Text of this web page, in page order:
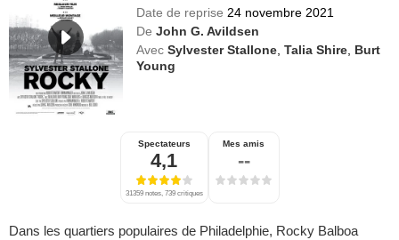
Date de reprise 24 novembre 2021
De John G. Avildsen
Avec Sylvester Stallone ,Talia Shire Burt
Young
Spectateurs
4,1
31359 notes, 739 critiques
Mes amis
--
Dans les quartiers populaires de Philadelphie, Rocky Balboa